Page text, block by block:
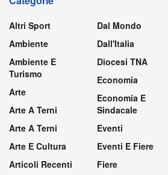
Altri Sport
Ambiente
Ambiente E
Turismo
Arte
Arte A Terni
Arte A Terni
Arte E Cultura
Articoli Recenti
Dal Mondo
Dall'Italia
Diocesi TNA
Economia
Economia E
Sindacale
Eventi
Eventi E Fiere
Fiere